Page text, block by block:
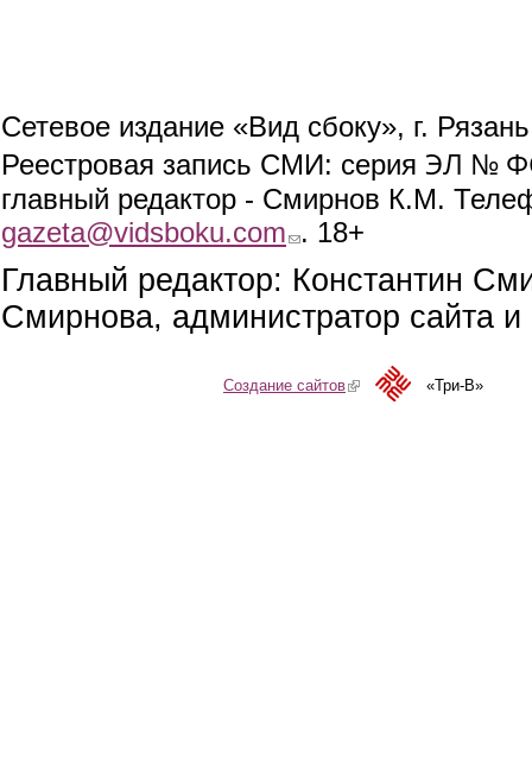
Сетевое издание «Вид сбоку», г.
Реестровая запись СМИ: серия ЭЛ №
главный редактор - Смирнов К.М.
gazeta@vidsboku.com (link sends e-mail)
. 18+
Главный редактор: Константин
Смирнова, администратор сайта
Создание сайтов(link is external)«Три-В»